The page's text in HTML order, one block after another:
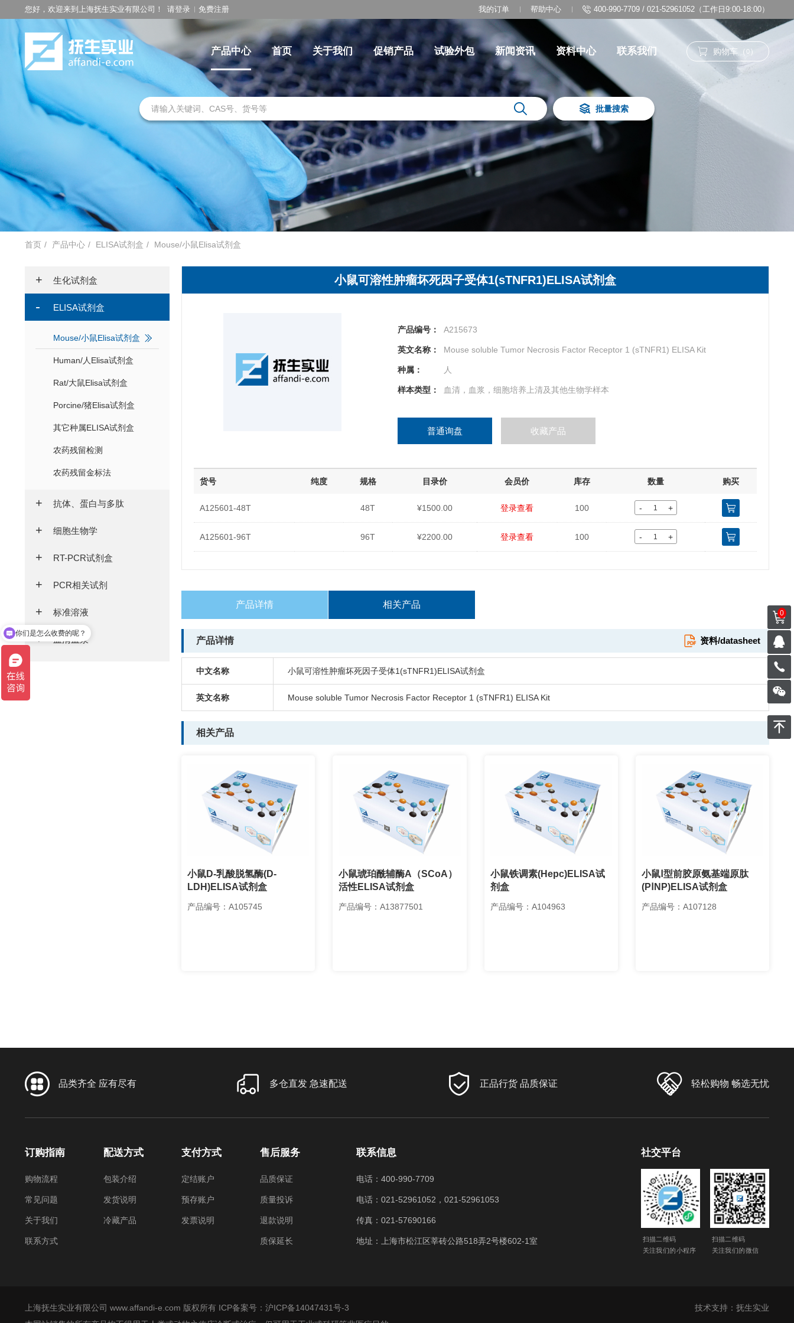
您好，欢迎来到上海抚生实业有限公司！ 请登录 免费注册 我的订单 帮助中心 400-990-7709 / 021-52961052（工作日9:00-18:00）
产品中心 首页 关于我们 促销产品 试验外包 新闻资讯 资料中心 联系我们 购物车（ 0 ）
批量搜索
首页 产品中心 ELISA试剂盒 Mouse/小鼠Elisa试剂盒
生化试剂盒
ELISA试剂盒
Mouse/小鼠Elisa试剂盒
Human/人Elisa试剂盒
Rat/大鼠Elisa试剂盒
Porcine/猪Elisa试剂盒
其它种属ELISA试剂盒
农药残留检测
农药残留金标法
抗体、蛋白与多肽
细胞生物学
RT-PCR试剂盒
PCR相关试剂
标准溶液
血清血浆
小鼠可溶性肿瘤坏死因子受体1(sTNFR1)ELISA试剂盒
产品编号： A215673
英文名称： Mouse soluble Tumor Necrosis Factor Receptor 1 (sTNFR1) ELISA Kit
种属： 人
样本类型： 血清，血浆，细胞培养上清及其他生物学样本
普通询盘 收藏产品
货号 纯度 规格 目录价 会员价 库存 数量 购买
A125601-48T 48T ¥1500.00 登录查看 100 - +
A125601-96T 96T ¥2200.00 登录查看 100 - +
产品详情 相关产品
产品详情 资料/datasheet
中文名称 小鼠可溶性肿瘤坏死因子受体1(sTNFR1)ELISA试剂盒
英文名称 Mouse soluble Tumor Necrosis Factor Receptor 1 (sTNFR1) ELISA Kit
相关产品
小鼠D-乳酸脱氢酶(D-
LDH)ELISA试剂盒
产品编号：A105745
小鼠琥珀酰辅酶A（SCoA）
活性ELISA试剂盒
产品编号：A13877501
小鼠铁调素(Hepc)ELISA试
剂盒
产品编号：A104963
小鼠Ⅰ型前胶原氨基端原肽
(PⅠNP)ELISA试剂盒
产品编号：A107128
品类齐全 应有尽有 多仓直发 急速配送 正品行货 品质保证 轻松购物 畅选无忧
订购指南
购物流程
常见问题
关于我们
联系方式
配送方式
包装介绍
发货说明
冷藏产品
支付方式
定结账户
预存账户
发票说明
售后服务
品质保证
质量投诉
退款说明
质保延长
联系信息
电话：400-990-7709
电话：021-52961052，021-52961053
传真：021-57690166
地址：上海市松江区莘砖公路518弄2号楼602-1室
社交平台
扫描二维码
关注我们的小程序
扫描二维码
关注我们的微信
上海抚生实业有限公司 www.affandi-e.com 版权所有 ICP备案号：沪ICP备14047431号-3
技术支持： 抚生实业
0
你们是怎么收费的呢？
现在有优惠活动么？